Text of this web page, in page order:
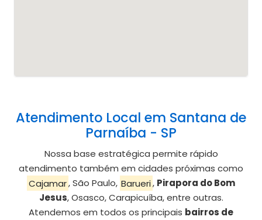
Atendimento Local em Santana de
Parnaíba - SP
Nossa base estratégica permite rápido
atendimento também em cidades próximas como
Cajamar, São Paulo, Barueri, Pirapora do Bom
Jesus, Osasco, Carapicuíba, entre outras.
Atendemos em todos os principais bairros de